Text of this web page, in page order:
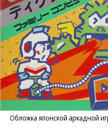
Обложка японской аркадной